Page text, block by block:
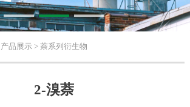
品展示 > 萘系列衍生物
2-溴萘